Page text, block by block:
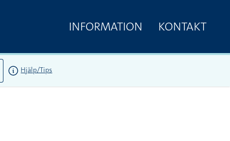
INFORMATION KONTAKT
Hjälp/Tips